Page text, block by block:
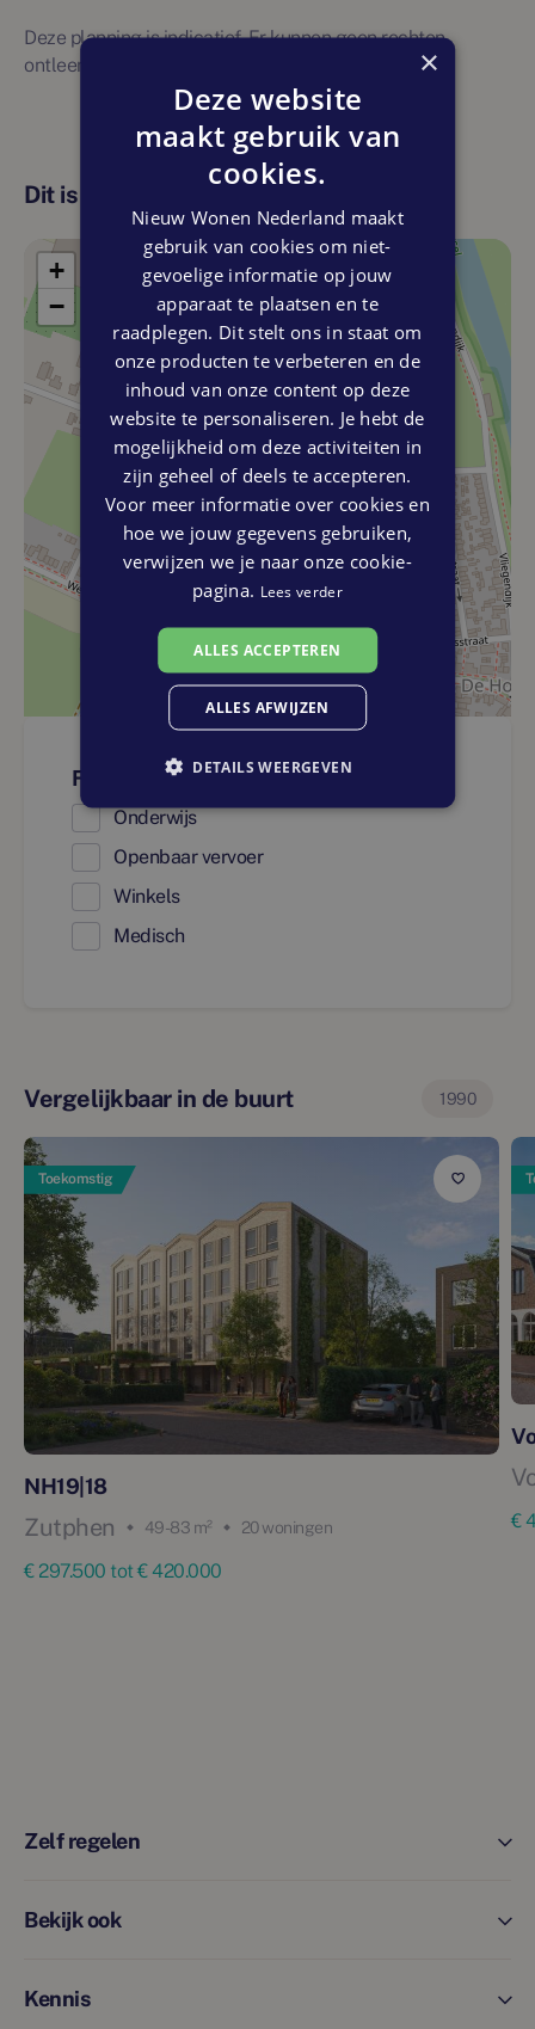
Deze planning is indicatief. Er kunnen geen rechten
ontleend worden aan bovenstaande planning
Dit is de locatie
+
−
Faciliteiten
Onderwijs
Openbaar vervoer
Winkels
Medisch
Vergelijkbaar in de buurt 1990
Toekomstig
NH19|18
Zutphen 49 - 83 m² 20 woningen
€ 297.500 tot € 420.000
€
Zelf regelen
Bekijk ook
Kennis
×
Deze website
maakt gebruik van
cookies.
Nieuw Wonen Nederland maakt
gebruik van cookies om niet-
gevoelige informatie op jouw
apparaat te plaatsen en te
raadplegen. Dit stelt ons in staat om
onze producten te verbeteren en de
inhoud van onze content op deze
website te personaliseren. Je hebt de
mogelijkheid om deze activiteiten in
zijn geheel of deels te accepteren.
Voor meer informatie over cookies en
hoe we jouw gegevens gebruiken,
verwijzen we je naar onze cookie-
pagina. Lees verder
ALLES ACCEPTEREN
ALLES AFWIJZEN
DETAILS WEERGEVEN